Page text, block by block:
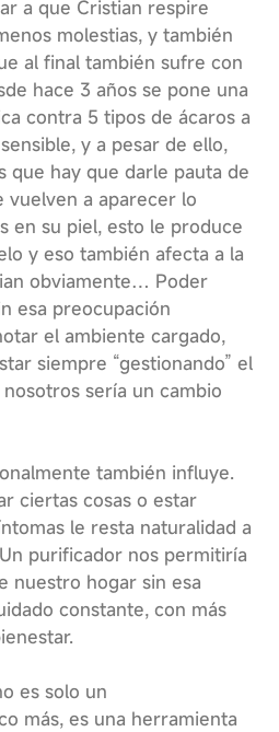
a que Cristian respire
molestias, y también
al final también sufre con
hace 3 años se pone una
contra 5 tipos de ácaros a
y a pesar de ello,
que hay que darle pauta de
vuelven a aparecer lo
en su piel, esto le produce
y eso también afecta a la
obviamente… Poder
esa preocupación
el ambiente cargado,
siempre “gestionando” el
sería un cambio
también influye.
ciertas cosas o estar
le resta naturalidad a
purificador nos permitiría
nuestro hogar sin esa
constante, con más
es solo un
más, es una herramienta